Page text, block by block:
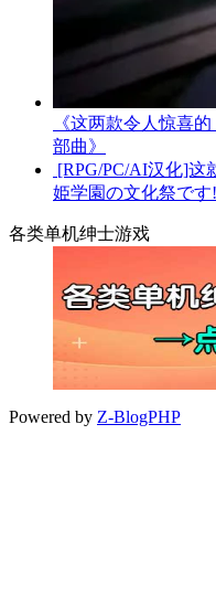
《这两款令人惊喜
部曲》
[RPG/PC/AI汉化]这
姫学園の文化祭で
各类单机绅士游戏
Powered by Z-BlogPHP